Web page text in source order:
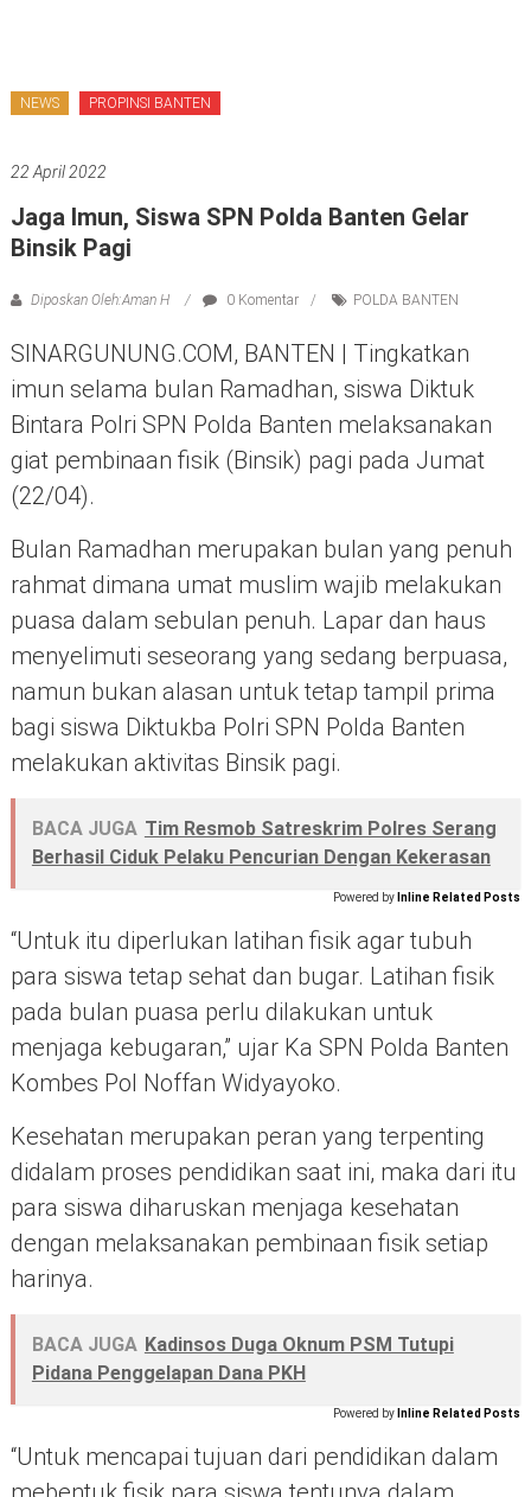
NEWS PROPINSI BANTEN
22 April 2022
Jaga Imun, Siswa SPN Polda Banten Gelar
Binsik Pagi
Diposkan Oleh:Aman H 0 Komentar POLDA BANTEN
SINARGUNUNG.COM, BANTEN | Tingkatkan
imun selama bulan Ramadhan, siswa Diktuk
Bintara Polri SPN Polda Banten melaksanakan
giat pembinaan fisik (Binsik) pagi pada Jumat
(22/04).
Bulan Ramadhan merupakan bulan yang penuh
rahmat dimana umat muslim wajib melakukan
puasa dalam sebulan penuh. Lapar dan haus
menyelimuti seseorang yang sedang berpuasa,
namun bukan alasan untuk tetap tampil prima
bagi siswa Diktukba Polri SPN Polda Banten
melakukan aktivitas Binsik pagi.
BACA JUGA Tim Resmob Satreskrim Polres Serang
Berhasil Ciduk Pelaku Pencurian Dengan Kekerasan
Powered by Inline Related Posts
“Untuk itu diperlukan latihan fisik agar tubuh
para siswa tetap sehat dan bugar. Latihan fisik
pada bulan puasa perlu dilakukan untuk
menjaga kebugaran,” ujar Ka SPN Polda Banten
Kombes Pol Noffan Widyayoko.
Kesehatan merupakan peran yang terpenting
didalam proses pendidikan saat ini, maka dari itu
para siswa diharuskan menjaga kesehatan
dengan melaksanakan pembinaan fisik setiap
harinya.
BACA JUGA Kadinsos Duga Oknum PSM Tutupi
Pidana Penggelapan Dana PKH
Powered by Inline Related Posts
“Untuk mencapai tujuan dari pendidikan dalam